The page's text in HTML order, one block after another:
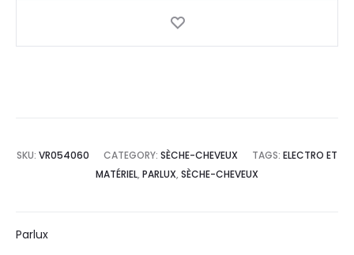
SKU: VR054060 CATEGORY: SÈCHE-CHEVEUX TAGS: ELECTRO ET
MATÉRIEL, PARLUX, SÈCHE-CHEVEUX
Parlux